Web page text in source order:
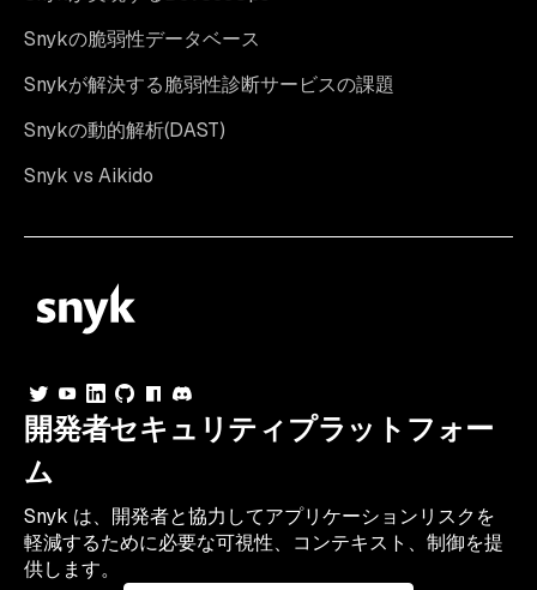
Snykの脆弱性データベース
Snykが解決する脆弱性診断サービスの課題
Snykの動的解析(DAST)
Snyk vs Aikido
開発者セキュリティプラットフォー
ム
Snyk は、開発者と協力してアプリケーションリスクを
軽減するために必要な可視性、コンテキスト、制御を提
供します。